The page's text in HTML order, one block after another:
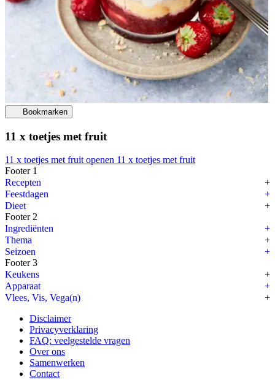
Bookmarken
11 x toetjes met fruit
11 x toetjes met fruit openen 11 x toetjes met fruit
How To Taart vullen en icen
Een taart vullen en afsmeren met botercrème is iets typisch
Zo’n grote taart ziet er altijd heel lekker uit en spectaculair uit,
In deze how to video laat ik je zien hoe je een taart kunt vullen en
Voor het doorsnijden van de taart heb ik een taartzaag gebruikt,
Footer 1
Recepten
Feestdagen
Dieet
Footer 2
Ingrediënten
Thema
Seizoen
Footer 3
Keukens
Apparaat
Vlees, Vis, Vega(n)
Disclaimer
Privacyverklaring
FAQ: veelgestelde vragen
Over ons
Samenwerken
Contact